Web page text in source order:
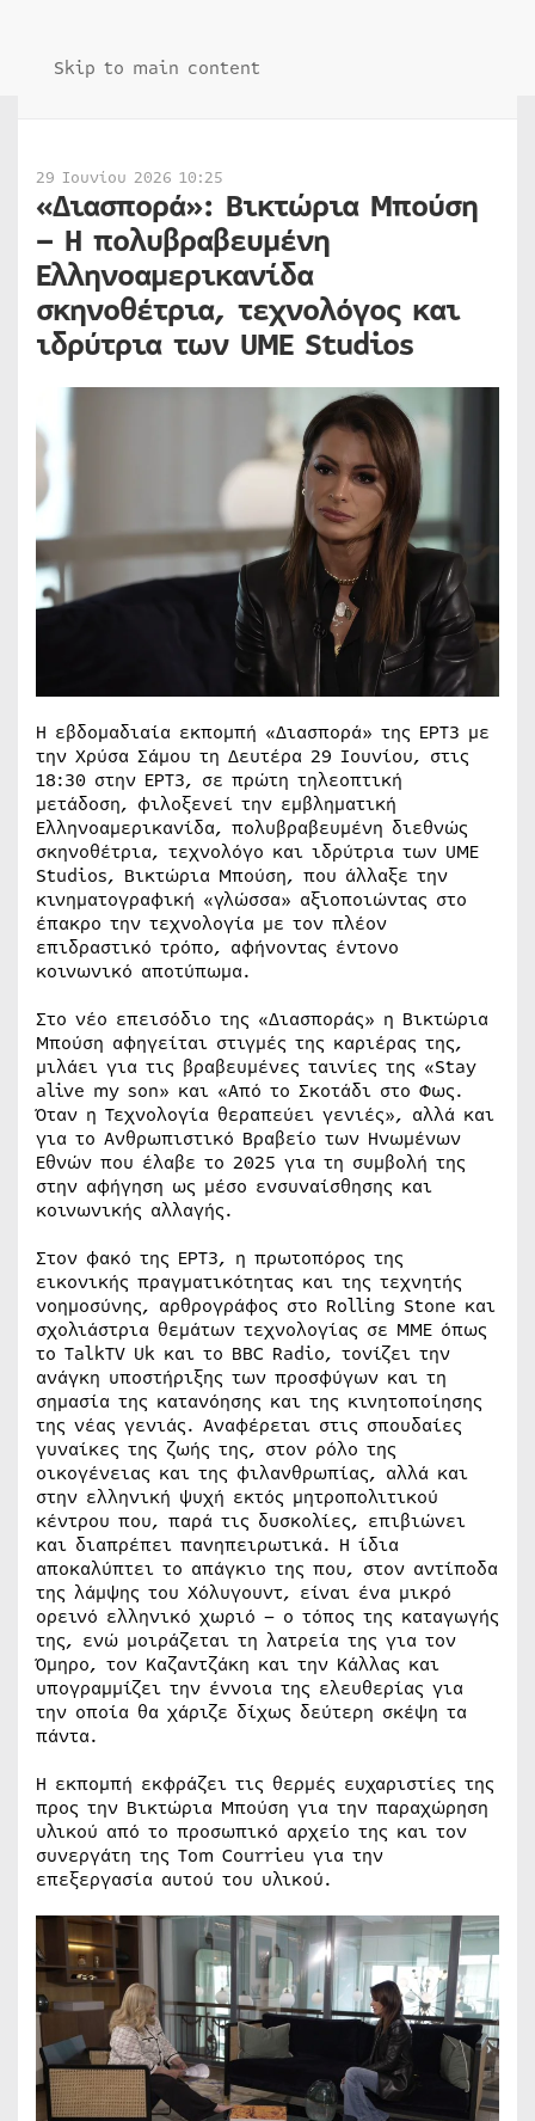
Skip to main content
29 Ιουνίου 2026 10:25
«Διασπορά»: Βικτώρια Μπούση
– Η πολυβραβευμένη
Ελληνοαμερικανίδα
σκηνοθέτρια, τεχνολόγος και
ιδρύτρια των UME Studios
Η εβδομαδιαία εκπομπή «Διασπορά» της ΕΡΤ3 με
την Χρύσα Σάμου τη Δευτέρα 29 Ιουνίου, στις
18:30 στην ΕΡΤ3, σε πρώτη τηλεοπτική
μετάδοση, φιλοξενεί την εμβληματική
Ελληνοαμερικανίδα, πολυβραβευμένη διεθνώς
σκηνοθέτρια, τεχνολόγο και ιδρύτρια των UME
Studios, Βικτώρια Μπούση, που άλλαξε την
κινηματογραφική «γλώσσα» αξιοποιώντας στο
έπακρο την τεχνολογία με τον πλέον
επιδραστικό τρόπο, αφήνοντας έντονο
κοινωνικό αποτύπωμα.
Στο νέο επεισόδιο της «Διασποράς» η Βικτώρια
Μπούση αφηγείται στιγμές της καριέρας της,
μιλάει για τις βραβευμένες ταινίες της «Stay
alive my son» και «Από το Σκοτάδι στο Φως.
Όταν η Τεχνολογία θεραπεύει γενιές», αλλά και
για το Ανθρωπιστικό Βραβείο των Ηνωμένων
Εθνών που έλαβε το 2025 για τη συμβολή της
στην αφήγηση ως μέσο ενσυναίσθησης και
κοινωνικής αλλαγής.
Στον φακό της ΕΡΤ3, η πρωτοπόρος της
εικονικής πραγματικότητας και της τεχνητής
νοημοσύνης, αρθρογράφος στο Rolling Stone και
σχολιάστρια θεμάτων τεχνολογίας σε ΜΜΕ όπως
το TalkTV Uk και το ΒΒC Radio, τονίζει την
ανάγκη υποστήριξης των προσφύγων και τη
σημασία της κατανόησης και της κινητοποίησης
της νέας γενιάς. Αναφέρεται στις σπουδαίες
γυναίκες της ζωής της, στον ρόλο της
οικογένειας και της φιλανθρωπίας, αλλά και
στην ελληνική ψυχή εκτός μητροπολιτικού
κέντρου που, παρά τις δυσκολίες, επιβιώνει
και διαπρέπει πανηπειρωτικά. Η ίδια
αποκαλύπτει το απάγκιο της που, στον αντίποδα
της λάμψης του Χόλυγουντ, είναι ένα μικρό
ορεινό ελληνικό χωριό – ο τόπος της καταγωγής
της, ενώ μοιράζεται τη λατρεία της για τον
Όμηρο, τον Καζαντζάκη και την Κάλλας και
υπογραμμίζει την έννοια της ελευθερίας για
την οποία θα χάριζε δίχως δεύτερη σκέψη τα
πάντα.
Η εκπομπή εκφράζει τις θερμές ευχαριστίες της
προς την Βικτώρια Μπούση για την παραχώρηση
υλικού από το προσωπικό αρχείο της και τον
συνεργάτη της Tom Courrieu για την
επεξεργασία αυτού του υλικού.